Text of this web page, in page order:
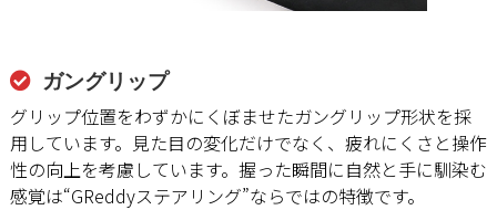
ガングリップ
グリップ位置をわずかにくぼませたガングリップ形状を採
用しています。見た目の変化だけでなく、疲れにくさと操作
性の向上を考慮しています。握った瞬間に自然と手に馴染む
感覚は“GReddyステアリング”ならではの特徴です。